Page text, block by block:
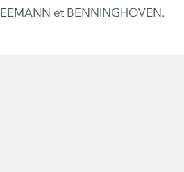
et BENNINGHOVEN.